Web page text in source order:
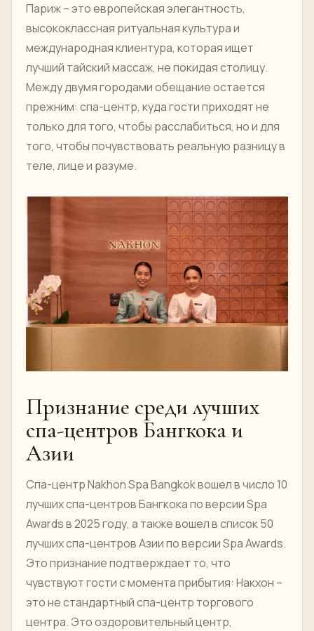
Париж – это европейская элегантность,
высококлассная ритуальная культура и
международная клиентура, которая ищет
лучший тайский массаж, не покидая столицу.
Между двумя городами обещание остается
прежним: спа-центр, куда гости приходят не
только для того, чтобы расслабиться, но и для
того, чтобы почувствовать реальную разницу в
теле, лице и разуме.
Признание среди лучших
спа-центров Бангкока и
Азии
Спа-центр Nakhon Spa Bangkok вошел в число 10
лучших спа-центров Бангкока по версии Spa
Awards в 2025 году, а также вошел в список 50
лучших спа-центров Азии по версии Spa Awards.
Это признание подтверждает то, что
чувствуют гости с момента прибытия: Накхон –
это не стандартный спа-центр торгового
центра. Это оздоровительный центр,